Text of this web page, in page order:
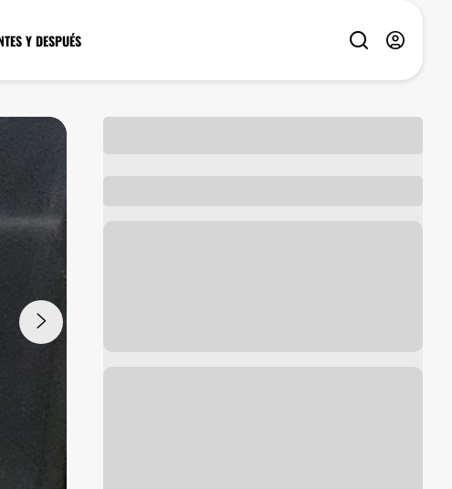
Y DESPUÉS